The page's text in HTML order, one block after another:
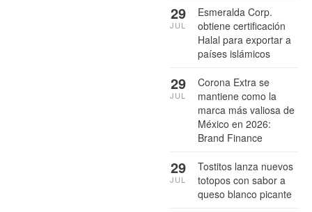
Esmeralda Corp.
obtiene certificación
Halal para exportar a
países islámicos
29
JUL
Corona Extra se
mantiene como la
marca más valiosa de
México en 2026:
Brand Finance
29
JUL
Tostitos lanza nuevos
totopos con sabor a
queso blanco picante
29
JUL